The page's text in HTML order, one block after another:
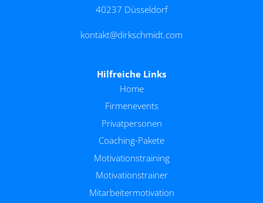
40237 Düsseldorf
kontakt@dirkschmidt.com
Hilfreiche Links
Home
Firmenevents
Privatpersonen
Coaching-Pakete
Motivationstraining
Motivationstrainer
Mitarbeitermotivation